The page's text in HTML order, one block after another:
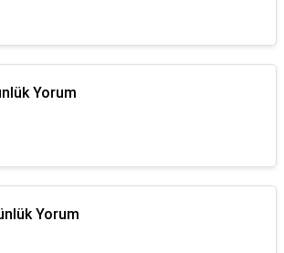
Yorum
Yorum